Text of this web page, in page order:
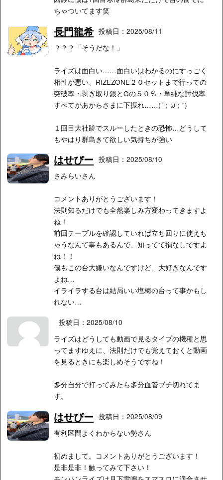
ちゃついてます笑
長門龍希 投稿日：2025/08/11
？？？「そうだな！」
ライズは面白い……面白いはわかるのにすっごく
相性が悪い、RIZEZONE２０セットまで行っての
突破率・剥ぎ取り銀とGの５０％・単純な討伐率
すべてがあからさまに下振れ……(´；ω；`)
１回目大社跡でスルーしたときの恐怖…どうして
もやはり群島きて欲しい気持ちが強い
はせぴー 投稿日：2025/08/10
さみらいさん
コメントありがとうございます！
法則知るだけでも全然楽しみ方変わってきますよ
ね！
前回テーブルを確認していれば立ち回りに使えち
ゃうなんて事もあるんで、知ってて損なしですよ
ね！！
僕もこの台大嫌いなんですけど、大好きなんです
よね…
イライラする台は結局いい塩梅の台って事かもし
れない…
投稿日：2025/08/10
ライズはどうしても動画で見るタイプの機種と思
ってますゆえに、法則だけでも覚えておくと動画
を見るときにも楽しめそうですね！
多分自分で打ってみたら多分血管ブチ切れてま
す。
はせぴー 投稿日：2025/08/09
有利区間よくわからない勢さん
初めまして。コメントありがとうございます！
是非是非！触ってみて下さい！